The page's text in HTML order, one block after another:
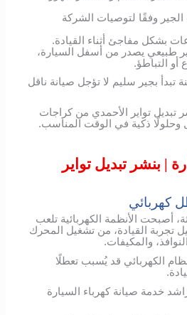
وفقًا لتوصيات الشركة
بشكل مفاجئ أثناء القيادة.
طبيعي يصدر من أسفل السيارة،
أو التباطؤ.
تبدأ بجير سليم لا تؤجل صيانة ناقل
تبديل تواير الأحمدي من كراجات
وحلولًا ذكية في الوقت المناسب.
| بنشر تبديل تواير
كهربائي
أصبحت الأنظمة الكهربائية تلعب
تجربة القيادة، من تشغيل المحرك
والمكيفات.
الكهربائي قد يُسبب تعطلًا
خدمة صيانة كهرباء السيارة